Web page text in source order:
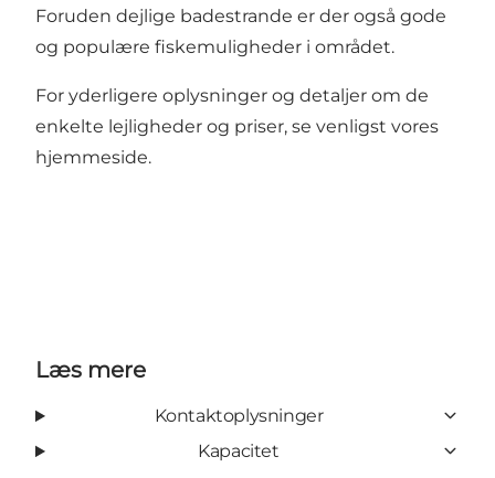
Foruden dejlige badestrande er der også gode
og populære fiskemuligheder i området.
For yderligere oplysninger og detaljer om de
enkelte lejligheder og priser, se venligst vores
hjemmeside.
Læs mere
Kontaktoplysninger
Kapacitet